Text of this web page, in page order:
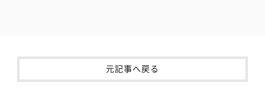
元記事へ戻る